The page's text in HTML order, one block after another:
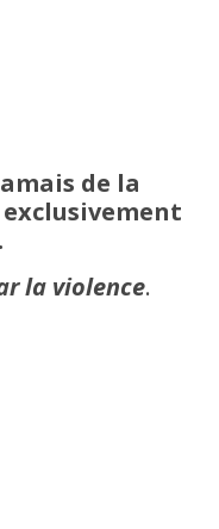
de la
la violence.